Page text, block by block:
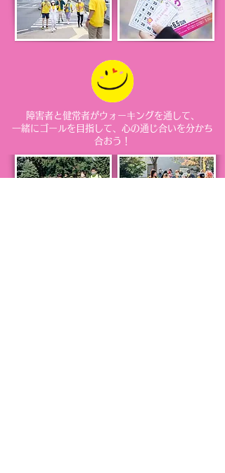
障害者と健常者がウォーキングを通して、
一緒にゴールを目指して、心の通じ合いを分かち
合おう！